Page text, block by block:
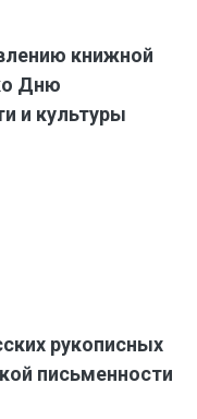
книжной
Дню
и культуры
рукописных
письменности